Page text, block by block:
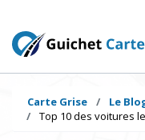
Carte Grise
Le
Top 10 des voitures